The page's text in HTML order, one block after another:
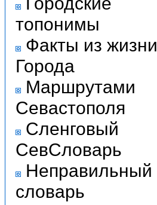
топонимы
Факты из жизни
Города
Маршрутами
Севастополя
Сленговый
СевСловарь
Неправильный
словарь